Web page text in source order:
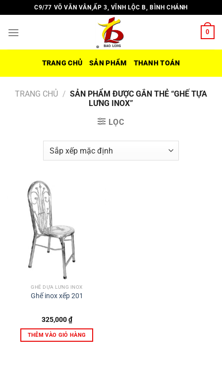
đến
nội
C9/77 VÕ VĂN VÂN,ẤP 3, VĨNH LỘC B, BÌNH CHÁNH
0
TRANG CHỦ SẢN PHẨM THANH TOÁN
TRANG CHỦ / SẢN PHẨM ĐƯỢC GẮN THẺ “GHẾ TỰA
LƯNG INOX”
LỌC
GHẾ DỰA LƯNG INOX
Ghế inox xếp 201
325,000₫
THÊM VÀO GIỎ HÀNG